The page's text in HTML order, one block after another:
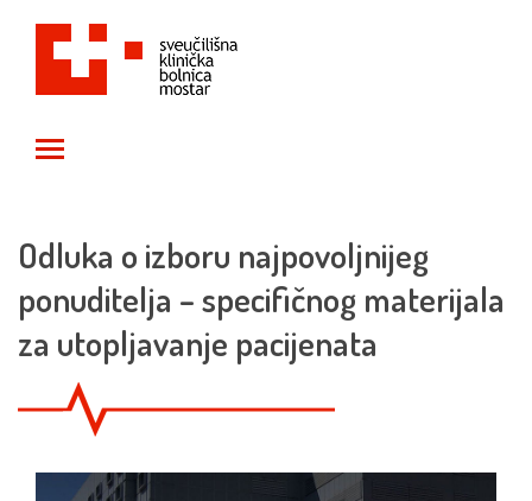
Odluka o izboru najpovoljnijeg
ponuditelja – specifičnog materijala
za utopljavanje pacijenata